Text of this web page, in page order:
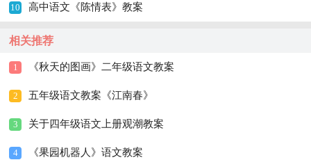
10 高中语文《陈情表》教案
相关推荐
1 《秋天的图画》二年级语文教案
2 五年级语文教案《江南春》
3 关于四年级语文上册观潮教案
4 《果园机器人》语文教案